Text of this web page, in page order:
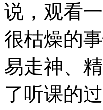
说，观看
很枯燥的
易走神、
了听课的